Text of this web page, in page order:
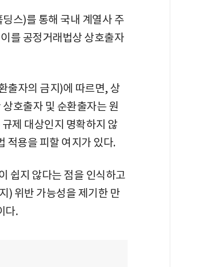
스)를 통해 국내 계열사 주
를 공정거래법상 상호출자
출자의 금지)에 따르면, 상
호출자 및 순환출자는 원
제 대상인지 명확하지 않
적용을 피할 여지가 있다.
쉽지 않다는 점을 인식하고
) 위반 가능성을 제기한 만
다.